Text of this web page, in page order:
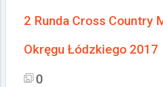
2 Runda Cross Country
Okręgu Łódzkiego 2017
0